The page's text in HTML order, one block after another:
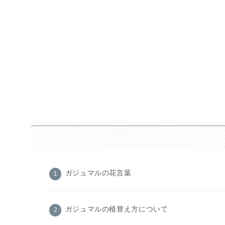
ガジュマルの花言葉
ガジュマルの植替え方について